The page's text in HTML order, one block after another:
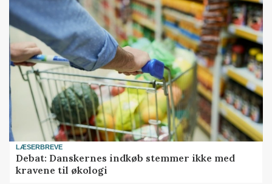
LÆSERBREVE
Debat: Danskernes indkøb stemmer ikke med
kravene til økologi